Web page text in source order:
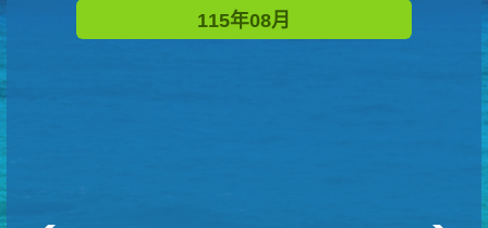
115年08月